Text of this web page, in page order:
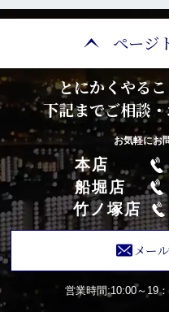
ページ
とにかくやる
下記までご相談
お気軽にお
本店
船堀店
竹ノ塚店
メー
営業時間:10:00～19